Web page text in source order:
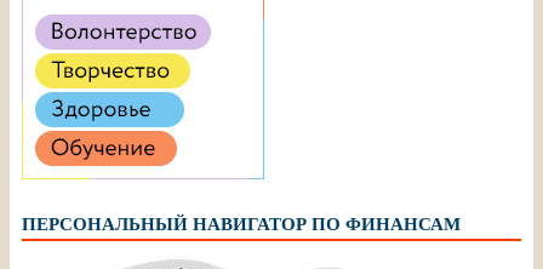
ПЕРСОНАЛЬНЫЙ НАВИГАТОР ПО ФИНАНСАМ